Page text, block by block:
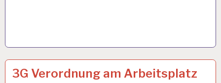
ARBEIT
UND
3G Verordnung am Arbeitsplatz
26 OKT. 2021